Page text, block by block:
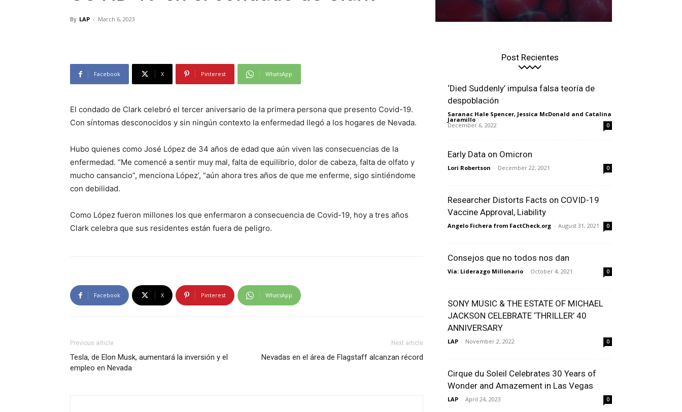
By LAP - March 6, 2023
Facebook X Pinterest WhatsApp
El condado de Clark celebró el tercer aniversario de la primera persona que presento Covid-19.
Con síntomas desconocidos y sin ningún contexto la enfermedad llegó a los hogares de Nevada.
Hubo quienes como José López de 34 años de edad que aún viven las consecuencias de la
enfermedad. “Me comencé a sentir muy mal, falta de equilibrio, dolor de cabeza, falta de olfato y
mucho cansancio”, menciona López’, “aún ahora tres años de que me enferme, sigo sintiéndome
con debilidad.
Como López fueron millones los que enfermaron a consecuencia de Covid-19, hoy a tres años
Clark celebra que sus residentes están fuera de peligro.
Facebook X Pinterest WhatsApp
Previous article
Tesla, de Elon Musk, aumentará la inversión y el
empleo en Nevada
Next article
Nevadas en el área de Flagstaff alcanzan récord
Post Recientes
‘Died Suddenly’ impulsa falsa teoría de
despoblación
Saranac Hale Spencer, Jessica McDonald and Catalina
Jaramillo -
December 6, 2022 0
Early Data on Omicron
Lori Robertson - December 22, 2021 0
Researcher Distorts Facts on COVID-19
Vaccine Approval, Liability
Angelo Fichera from FactCheck.org - August 31, 2021 0
Consejos que no todos nos dan
Vía: Liderazgo Millonario - October 4, 2021 0
SONY MUSIC & THE ESTATE OF MICHAEL
JACKSON CELEBRATE ‘THRILLER’ 40
ANNIVERSARY
LAP - November 2, 2022 0
Cirque du Soleil Celebrates 30 Years of
Wonder and Amazement in Las Vegas
LAP - April 24, 2023 0